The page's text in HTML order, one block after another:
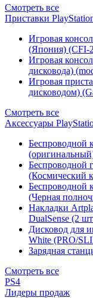
Смотреть все
Приставки
Игровая
(Япония) (CFI-
Игровая
дисковода)
Игровая
дисководом)
Смотреть все
Аксессуары
Беспроводной
Беспроводной
(Космический
Беспроводной
(Черная
Накладки
DualSense (2
Дисковод для
White (PRO/
Зарядная
Смотреть все
PS4
Лидеры продаж